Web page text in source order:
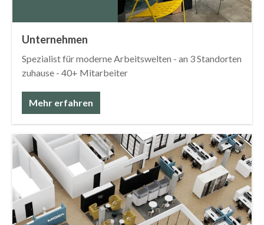
Unternehmen
Spezialist für moderne Arbeitswelten - an 3 Standorten
zuhause - 40+ Mitarbeiter
Mehr erfahren